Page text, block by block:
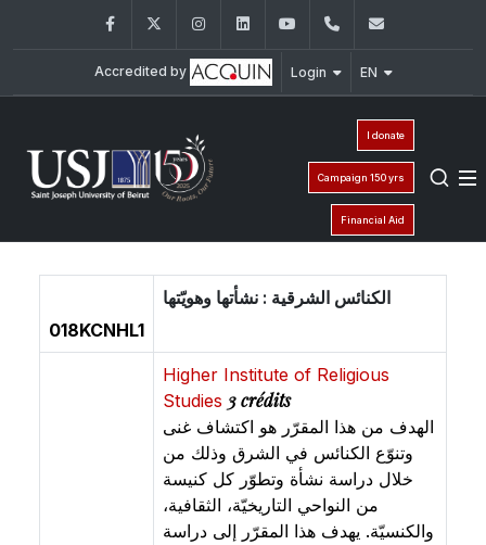
FacebookTwitter InstagramLinkedInYouTube+961 (1) 421 586
Accredited by Login EN
I donate
Campaign 150 yrs
Financial Aid
018KCNHL1
الكنائس الشرقية : نشأتها وهويّتها
Higher Institute of Religious
Studies 3 crédits
الهدف من هذا المقرّر هو اكتشاف غنى
وتنوّع الكنائس في الشرق وذلك من
خلال دراسة نشأة وتطوّر كل كنيسة
من النواحي التاريخيّة، الثقافية،
والكنسيّة. يهدف هذا المقرّر إلى دراسة